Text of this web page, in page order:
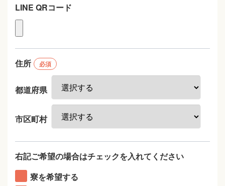
LINE QRコード
住所 必須
都道府県
市区町村
右記ご希望の場合はチェックを入れてください
寮を希望する